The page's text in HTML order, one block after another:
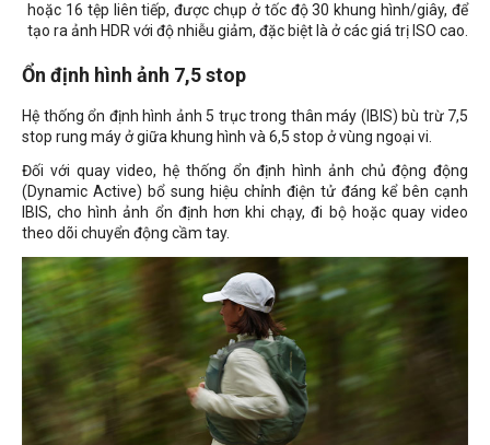
hoặc 16 tệp liên tiếp, được chụp ở tốc độ 30 khung hình/giây, để
tạo ra ảnh HDR với độ nhiễu giảm, đặc biệt là ở các giá trị ISO cao.
Ổn định hình ảnh 7,5 stop
Hệ thống ổn định hình ảnh 5 trục trong thân máy (IBIS) bù trừ 7,5
stop rung máy ở giữa khung hình và 6,5 stop ở vùng ngoại vi.
Đối với quay video, hệ thống ổn định hình ảnh chủ động động
(Dynamic Active) bổ sung hiệu chỉnh điện tử đáng kể bên cạnh
IBIS, cho hình ảnh ổn định hơn khi chạy, đi bộ hoặc quay video
theo dõi chuyển động cầm tay.